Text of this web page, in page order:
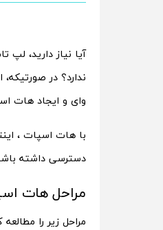
آیا نیاز دارید،
وای و ایجاد هات
با هات اسپات ،
دسترسی داشته
مراحل هات
مراحل زیر را